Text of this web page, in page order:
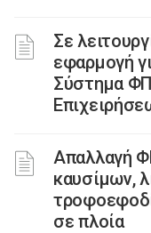
Σε
εφαρμογή
Σύστημα
Απαλλαγή
καυσίμων,
σε πλοία